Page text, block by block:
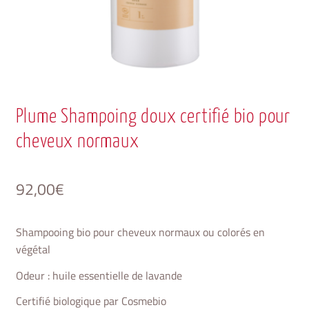
Plume Shampoing doux certifié bio pour
cheveux normaux
92,00€
Shampooing bio pour cheveux normaux ou colorés en
végétal
Odeur : huile essentielle de lavande
Certifié biologique par Cosmebio